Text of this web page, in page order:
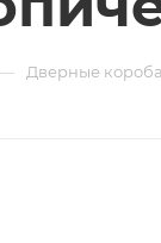
Дверные